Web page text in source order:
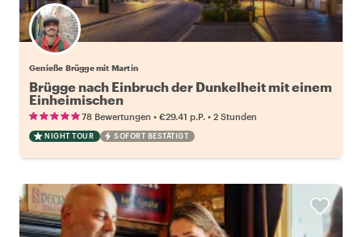
Genieße Brügge mit Martin
Brügge nach Einbruch der Dunkelheit mit einem
Einheimischen
78 Bewertungen • €29.41 p.P. • 2 Stunden
NIGHT TOUR SOFORT BESTÄTIGT